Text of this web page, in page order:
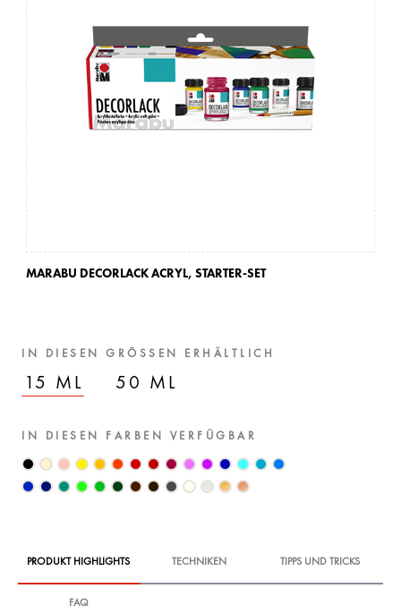
MARABU DECORLACK ACRYL, STARTER-SET
IN DIESEN GRÖSSEN ERHÄLTLICH
15 ML 50 ML
IN DIESEN FARBEN VERFÜGBAR
PRODUKT HIGHLIGHTS TECHNIKEN TIPPS UND TRICKS
FAQ